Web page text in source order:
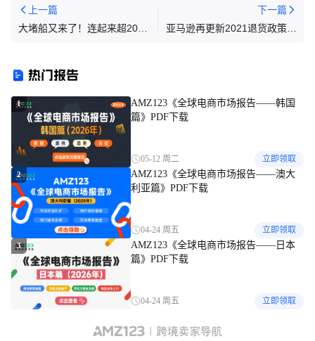
上一篇
大堵船又来了！连起来超2000
下一篇
亚马逊再更新2021退货政策：
热门报告
1
AMZ123《全球电商市场报告——韩国
篇》PDF下载
05-12 周二 立即领取
2
AMZ123《全球电商市场报告——澳大
利亚篇》PDF下载
04-24 周五 立即领取
3
AMZ123《全球电商市场报告——日本
篇》PDF下载
04-24 周五 立即领取